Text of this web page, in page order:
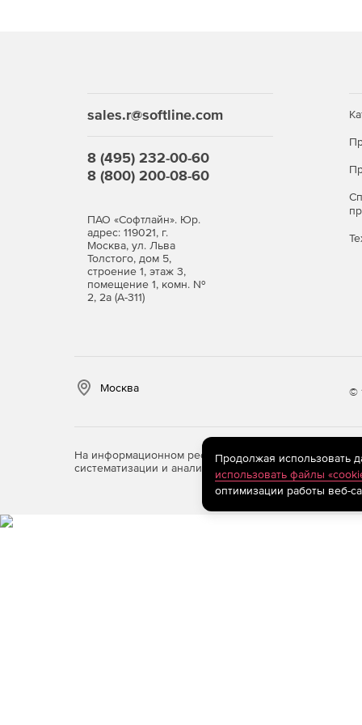
Событийное протоколирование через Syslog.
Высокая надежность и производительность
Поддержка сценариев обеспечения
Поддержка режима сохранения защищенных
Возможность использования для защиты
такого как IP-телефония и ВКС.
sales.r@softline.com
8 (495) 232-00-60
8 (800) 200-08-60
ПАО «Софтлайн». Юр.
адрес: 119021, г.
Москва, ул. Льва
Толстого, дом 5,
строение 1, этаж 3,
помещение 1, комн. №
2, 2а (А-311)
Москва ©
На информационном ресурсе store.softline.ru
систематизации и анализа сведений, относящихся
Продолжая использовать
использовать файлы
оптимизации работы веб-